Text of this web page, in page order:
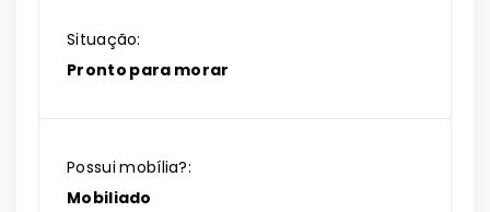
Situação:
Pronto para morar
Possui mobília?:
Mobiliado